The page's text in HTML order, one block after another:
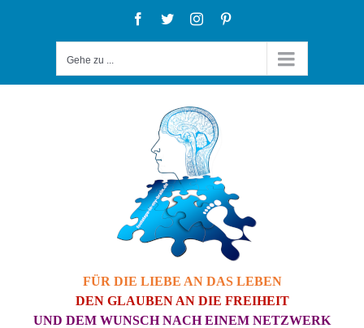
Facebook
TwitterInstagram
Gehe zu ...
FÜR DIE LIEBE AN DAS LEBEN
DEN GLAUBEN AN DIE FREIHEIT
UND DEM WUNSCH NACH EINEM NETZWERK